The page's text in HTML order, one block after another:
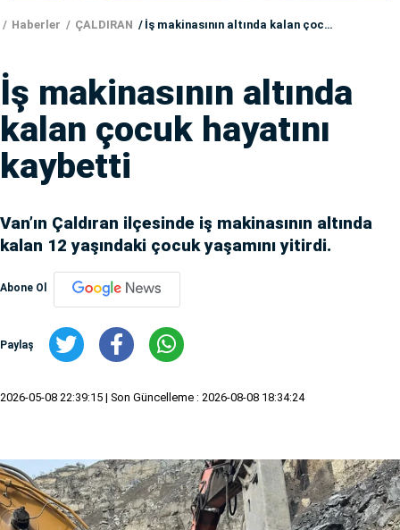
Haberler ÇALDIRAN İş makinasının altında kalan çocuk hayatını kaybetti
İş makinasının altında
kalan çocuk hayatını
kaybetti
Van’ın Çaldıran ilçesinde iş makinasının altında
kalan 12 yaşındaki çocuk yaşamını yitirdi.
Abone Ol
Paylaş
2026-05-08 22:39:15 | Son Güncelleme : 2026-08-08 18:34:24